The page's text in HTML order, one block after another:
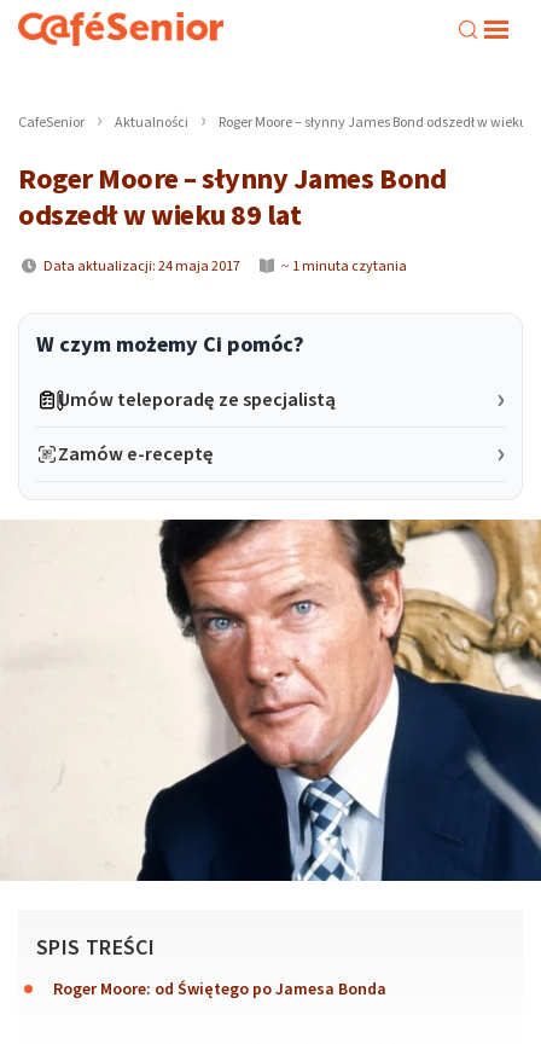
CafeSenior Aktualności Roger Moore – słynny James Bond odszedł w wieku
Roger Moore – słynny James Bond
odszedł w wieku 89 lat
Data aktualizacji: 24 maja 2017 ~ 1 minuta czytania
W czym możemy Ci pomóc?
Umów teleporadę ze specjalistą
Zamów e-receptę
SPIS TREŚCI
Roger Moore: od Świętego po Jamesa Bonda